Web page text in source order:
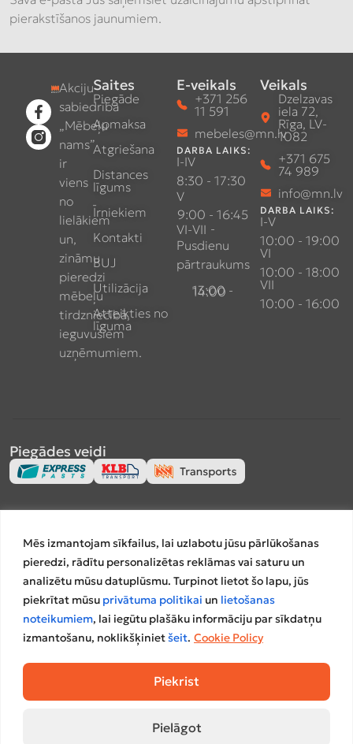
Mēs izmantojam sīkfailus, lai uzlabotu jūsu pārlūkošanas
pieredzi, rādītu personalizētas reklāmas vai saturu un
analizētu mūsu datuplūsmu. Turpinot lietot šo lapu, jūs
piekrītat mūsu privātuma politikai un lietošanas
noteikumiem, lai iegūtu plašāku informāciju par sīkdatņu
izmantošanu, noklikšķinietšeit. Cookie Policy
Pielāgot
Piekrist
pierakstīšanos jaunumiem.
Akciju
sabiedrība
„Mēbeļu
nams”
ir
viens
no
lielākiem
un,
zināmu
pieredzi
mēbeļu
tirdzniecībā,
ieguvušiem
uzņēmumiem.
Saites
Piegāde
Apmaksa
Atgriešana
Distances
līgums
Īrniekiem
Kontakti
BUJ
Utilizācija
Atteikties no
līguma
E-veikals
+371 256
11 591
mebeles@mn.lv
DARBA LAIKS:
I-IV
8:30 - 17:30
V
9:00 - 16:45
VI-VII -
Pusdienu
pārtraukums
13:00 - 14:00
Veikals
Dzelzavas
iela 72,
Rīga, LV-
1082
+371 675
74 989
info@mn.lv
DARBA LAIKS:
I-V
10:00 - 19:00
VI
10:00 - 18:00
VII
10:00 - 16:00
Piegādes veidi
Salīdzināšanas platformas